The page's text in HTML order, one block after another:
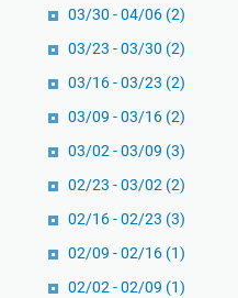
03/30 - 04/06 (2)
03/23 - 03/30 (2)
03/16 - 03/23 (2)
03/09 - 03/16 (2)
03/02 - 03/09 (3)
02/23 - 03/02 (2)
02/16 - 02/23 (3)
02/09 - 02/16 (1)
02/02 - 02/09 (1)